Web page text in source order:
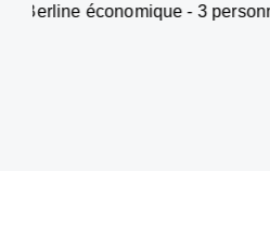
- 3 personnes